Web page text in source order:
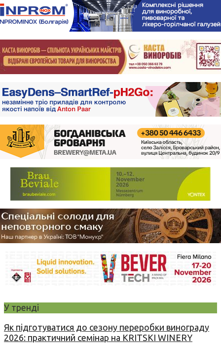
У тренді
Як підготуватися до сезону переробки винограду
2026: практичний семінар на KRITSKI WINERY